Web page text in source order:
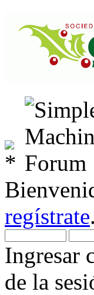
regístrate.
Ingresar
de la